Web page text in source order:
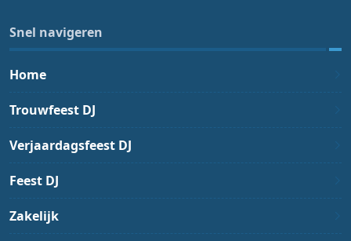
Snel navigeren
Home
Trouwfeest DJ
Verjaardagsfeest DJ
Feest DJ
Zakelijk